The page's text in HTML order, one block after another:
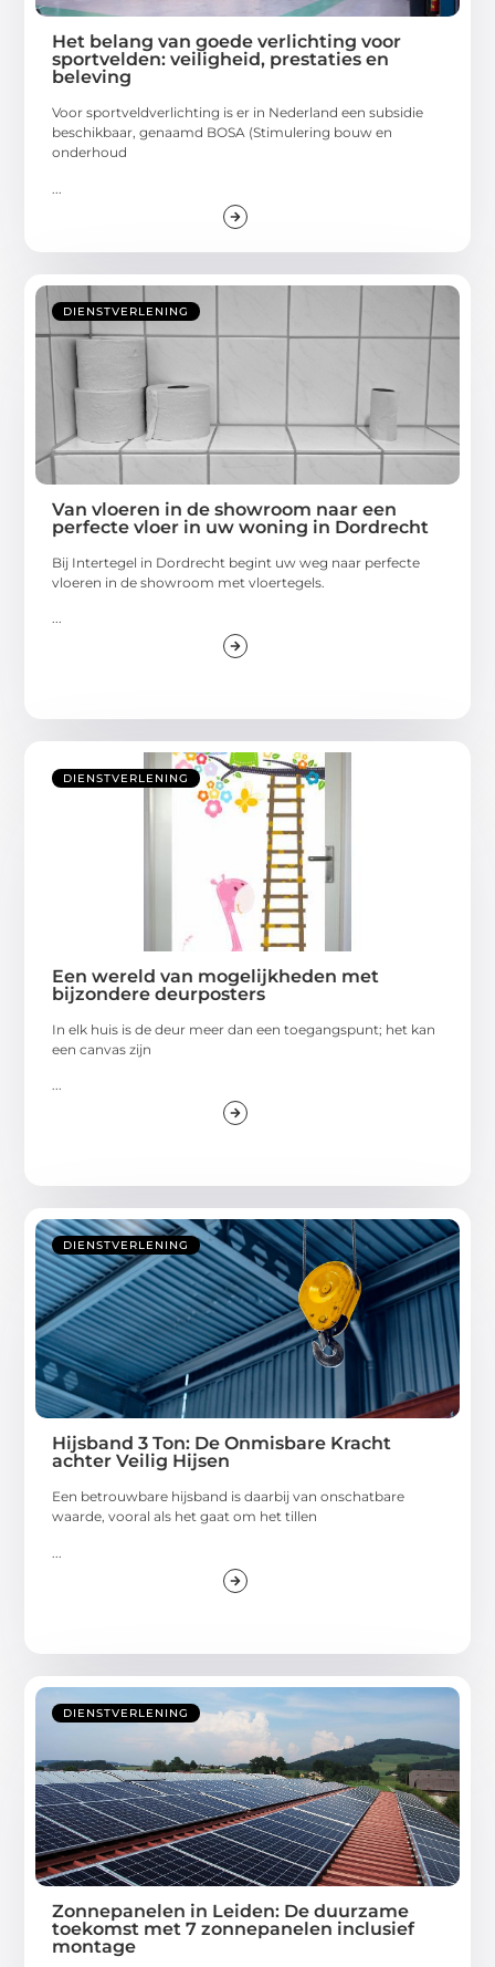
Het belang van goede verlichting voor
sportvelden: veiligheid, prestaties en
beleving
Voor sportveldverlichting is er in Nederland een subsidie
beschikbaar, genaamd BOSA (Stimulering bouw en
onderhoud
DIENSTVERLENING
Van vloeren in de showroom naar een
perfecte vloer in uw woning in Dordrecht
Bij Intertegel in Dordrecht begint uw weg naar perfecte
vloeren in de showroom met vloertegels.
DIENSTVERLENING
Een wereld van mogelijkheden met
bijzondere deurposters
In elk huis is de deur meer dan een toegangspunt; het kan
een canvas zijn
...
DIENSTVERLENING
Hijsband 3 Ton: De Onmisbare Kracht
achter Veilig Hijsen
Een betrouwbare hijsband is daarbij van onschatbare
waarde, vooral als het gaat om het tillen
DIENSTVERLENING
Zonnepanelen in Leiden: De duurzame
toekomst met 7 zonnepanelen inclusief
montage